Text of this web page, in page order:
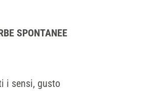
SPONTANEE
i sensi, gusto